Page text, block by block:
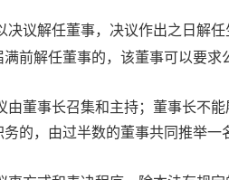
决议解任董事，决议作出之日解任
前解任董事的，该董事可以要求
由董事长召集和主持；董事长不
的，由过半数的董事共同推举一